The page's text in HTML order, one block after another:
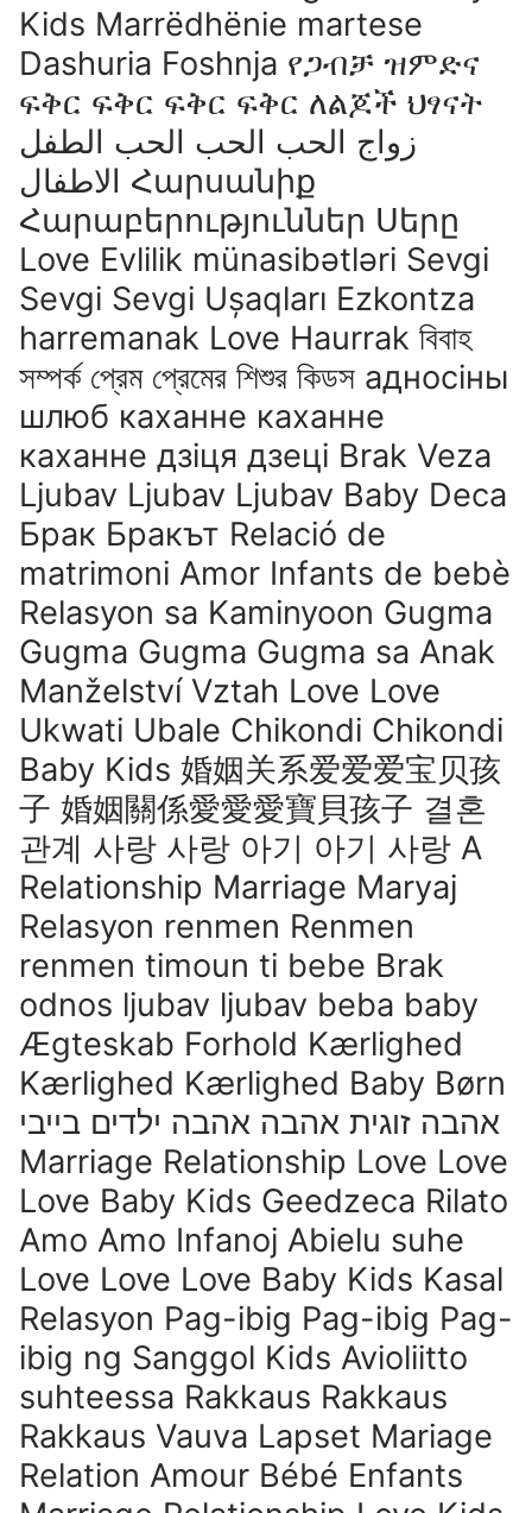
Kids Marrëdhënie martese
Dashuria Foshnja የጋብቻ ዝምድና
ፍቅር ፍቅር ፍቅር ፍቅር ለልጆች ህፃናት
زواج الحب الحب الحب الطفل
الاطفال Հարսանիք
Հարաբերություններ Սերը
Love Evlilik münasibətləri Sevgi
Sevgi Sevgi Uşaqları Ezkontza
harremanak Love Haurrak বিবাহ
সম্পর্ক প্রেম প্রেমের শিশুর কিডস адносіны
шлюб каханне каханне
каханне дзіця дзеці Brak Veza
Ljubav Ljubav Ljubav Baby Deca
Брак Бракът Relació de
matrimoni Amor Infants de bebè
Relasyon sa Kaminyoon Gugma
Gugma Gugma Gugma sa Anak
Manželství Vztah Love Love
Ukwati Ubale Chikondi Chikondi
Baby Kids 婚姻关系爱爱爱宝贝孩
子 婚姻關係愛愛愛寶貝孩子 결혼
관계 사랑 사랑 아기 아기 사랑 A
Relationship Marriage Maryaj
Relasyon renmen Renmen
renmen timoun ti bebe Brak
odnos ljubav ljubav beba baby
Ægteskab Forhold Kærlighed
Kærlighed Kærlighed Baby Børn
אהבה זוגית אהבה אהבה ילדים בייבי
Marriage Relationship Love Love
Love Baby Kids Geedzeca Rilato
Amo Amo Infanoj Abielu suhe
Love Love Love Baby Kids Kasal
Relasyon Pag-ibig Pag-ibig Pag-
ibig ng Sanggol Kids Avioliitto
suhteessa Rakkaus Rakkaus
Rakkaus Vauva Lapset Mariage
Relation Amour Bébé Enfants